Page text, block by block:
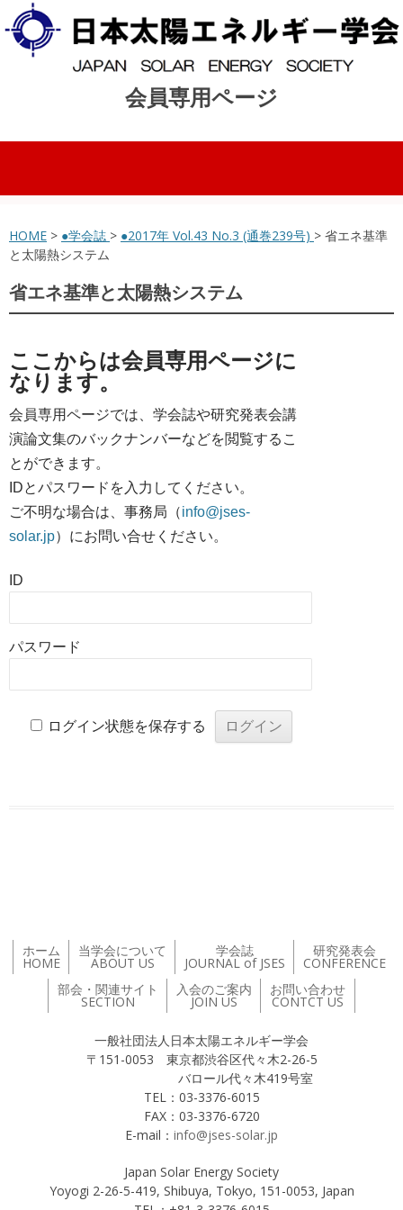
会員専用ページ
コンテンツへスキップ
HOME > ●学会誌 > ●2017年 Vol.43 No.3 (通巻239号) > 省エネ基準
と太陽熱システム
省エネ基準と太陽熱システム
ここからは会員専用ページに
なります。
会員専用ページでは、学会誌や研究発表会講
演論文集のバックナンバーなどを閲覧するこ
とができます。
IDとパスワードを入力してください。
ご不明な場合は、事務局（info@jses-
solar.jp）にお問い合せください。
ID
パスワード
ログイン状態を保存する
ホーム
HOME
当学会について
ABOUT US
学会誌
JOURNAL of JSES
研究発表会
CONFERENCE
部会・関連サイト
SECTION
入会のご案内
JOIN US
お問い合わせ
CONTCT US
一般社団法人日本太陽エネルギー学会
〒151-0053 東京都渋谷区代々木2-26-5
バロール代々木419号室
TEL：03-3376-6015
FAX：03-3376-6720
E-mail： info@jses-solar.jp
Japan Solar Energy Society
Yoyogi 2-26-5-419, Shibuya, Tokyo, 151-0053, Japan